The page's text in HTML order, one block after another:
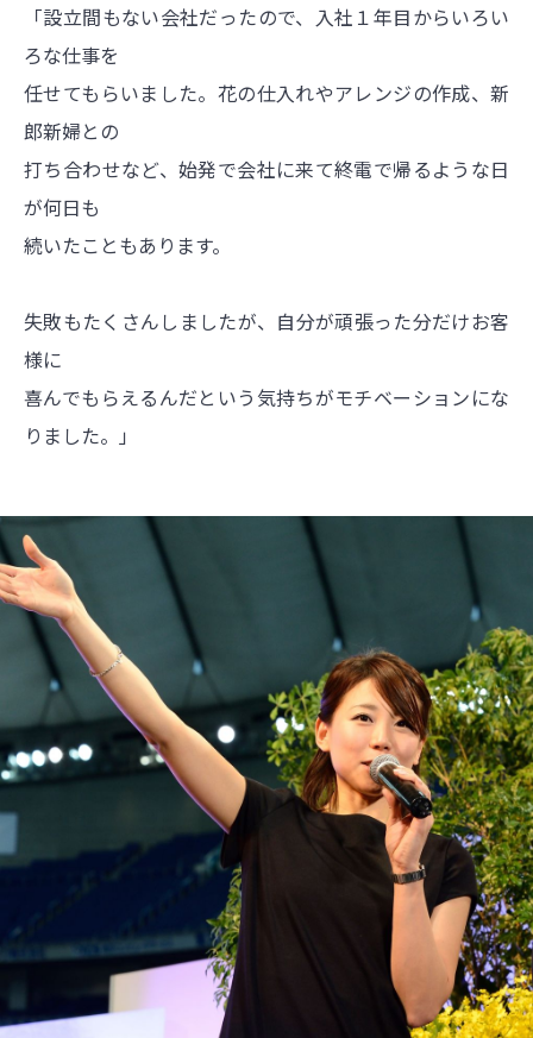
「設立間もない会社だったので、入社１年目からいろい
ろな仕事を
任せてもらいました。花の仕入れやアレンジの作成、新
郎新婦との
打ち合わせなど、始発で会社に来て終電で帰るような日
が何日も
続いたこともあります。
失敗もたくさんしましたが、自分が頑張った分だけお客
様に
喜んでもらえるんだという気持ちがモチベーションにな
りました。」